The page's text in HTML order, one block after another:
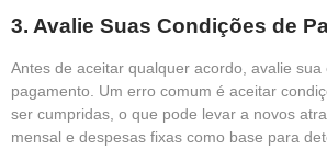
3. Avalie Suas Condições de
Antes de aceitar qualquer acordo, avalie sua
pagamento. Um erro comum é aceitar
ser cumpridas, o que pode levar a novos
mensal e despesas fixas como base para